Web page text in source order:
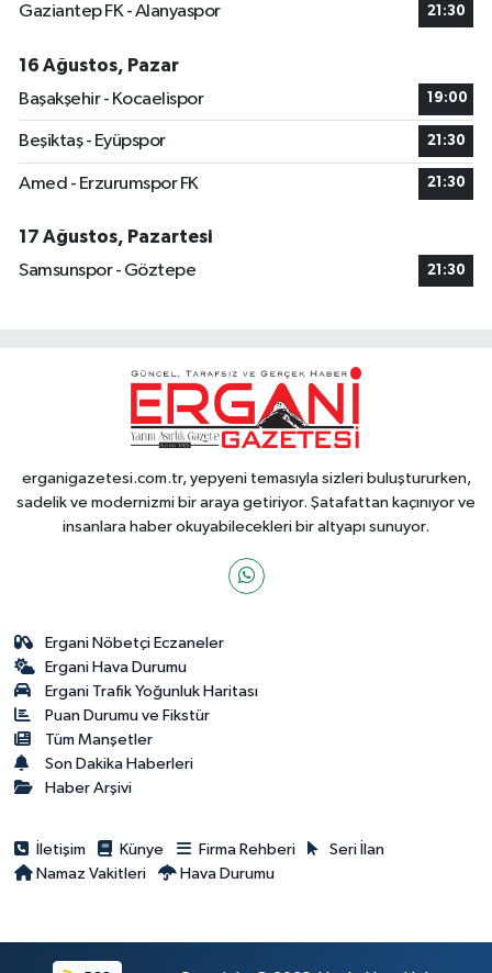
Gaziantep FK - Alanyaspor 21:30
16 Ağustos, Pazar
Başakşehir - Kocaelispor
19:00
Beşiktaş - Eyüpspor 21:30
Amed - Erzurumspor FK 21:30
17 Ağustos, Pazartesi
Samsunspor - Göztepe
21:30
erganigazetesi.com.tr, yepyeni temasıyla sizleri buluştururken,
sadelik ve modernizmi bir araya getiriyor. Şatafattan kaçınıyor ve
insanlara haber okuyabilecekleri bir altyapı sunuyor.
Ergani Nöbetçi Eczaneler
Ergani Hava Durumu
Ergani Trafik Yoğunluk Haritası
Puan Durumu ve Fikstür
Tüm Manşetler
Son Dakika Haberleri
Haber Arşivi
İletişim Künye Firma Rehberi
Seri İlan
Namaz Vakitleri
Hava Durumu